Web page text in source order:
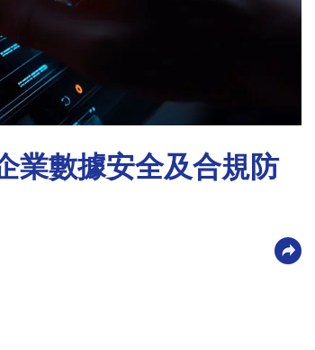
業數據安全及合規防